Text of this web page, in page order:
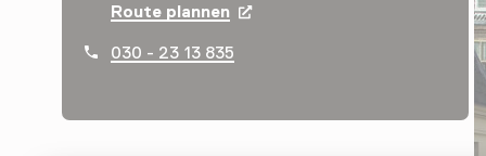
Route plannen Opent in een nieuw tabblad
030 - 23 13 835